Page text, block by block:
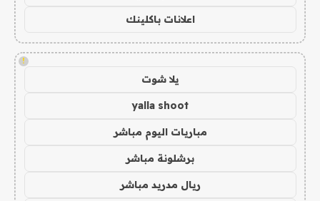
اعلانات باكلينك
!
يلا شوت
yalla shoot
مباريات اليوم مباشر
برشلونة مباشر
ريال مدريد مباشر